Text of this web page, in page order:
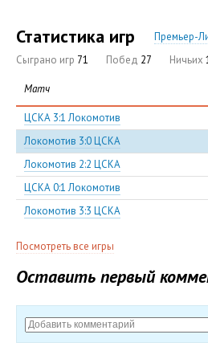
Статистика игр
Премьер-
Сыграно игр 71 Побед 27 Ничьих
Матч
ЦСКА 3:1 Локомотив
Локомотив 3:0 ЦСКА
Локомотив 2:2 ЦСКА
ЦСКА 0:1 Локомотив
Локомотив 3:3 ЦСКА
Посмотреть все игры
Оставить первый